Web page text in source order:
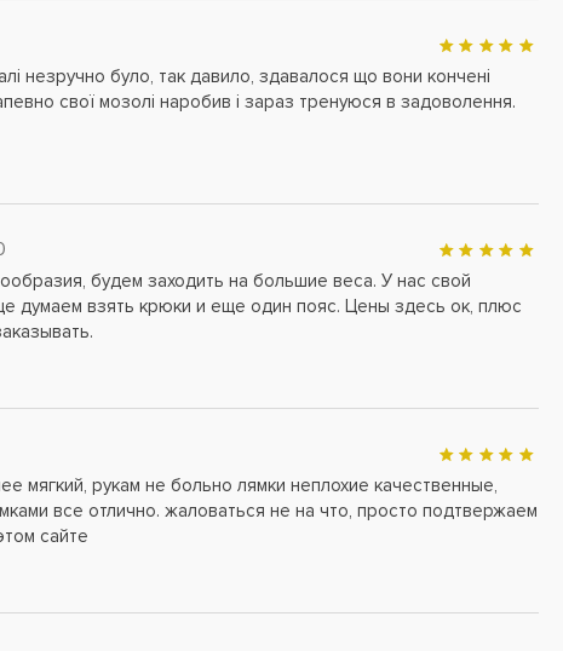
незручно було, так давило, здавалося що вони кончені
свої мозолі наробив і зараз тренуюся в задоволення.
будем заходить на большие веса. У нас свой
думаем взять крюки и еще один пояс. Цены здесь ок, плюс
мягкий, рукам не больно лямки неплохие качественные,
все отлично. жаловаться не на что, просто подтвержаем
сайте